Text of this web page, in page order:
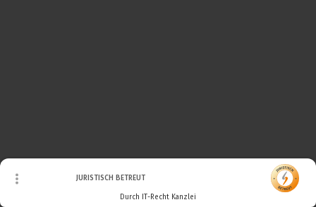
JURISTISCH BETREUT
Durch IT-Recht Kanzlei